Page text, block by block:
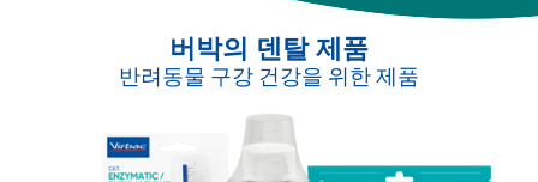
버박의 덴탈 제품
반려동물 구강 건강을 위한 제품